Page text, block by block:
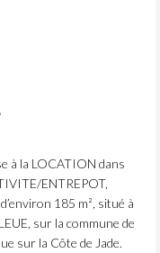
MER !
à la LOCATION dans
ENTREPOT,
185 m², situé à
sur la commune de
sur la Côte de Jade.